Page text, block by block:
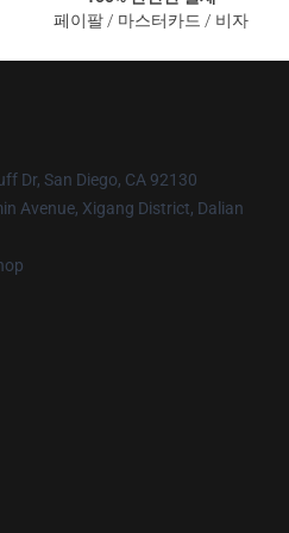
페이팔 / 마스터카드 / 비자
Dr, San Diego, CA 92130
Avenue, Xigang District, Dalian